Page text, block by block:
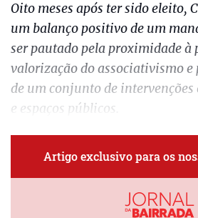
Oito meses após ter sido eleito,
um balanço positivo de um
ser pautado pela proximidade à
valorização do associativismo e
de um conjunto de
e espaços públicos.
Artigo exclusivo para os